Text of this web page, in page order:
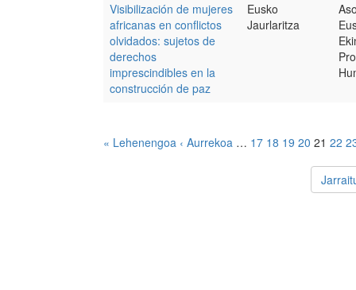
Visibilización de mujeres
africanas en conflictos
olvidados: sujetos de
derechos
imprescindibles en la
construcción de paz
Eusko
Jaurlaritza
« Lehenengoa ‹ Aurrekoa … 17 18 19 20 21 22